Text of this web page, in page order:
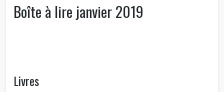
Boîte à lire janvier 2019
Livres